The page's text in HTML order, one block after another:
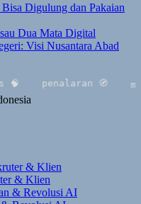
Digulung dan Pakaian
Dua Mata Digital
Visi Nusantara Abad
penalaran 🧭
& Klien